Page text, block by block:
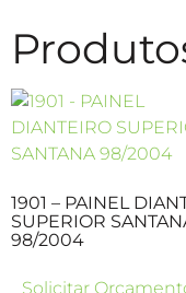
1901 – PAINEL
SUPERIOR
98/2004
Solicitar